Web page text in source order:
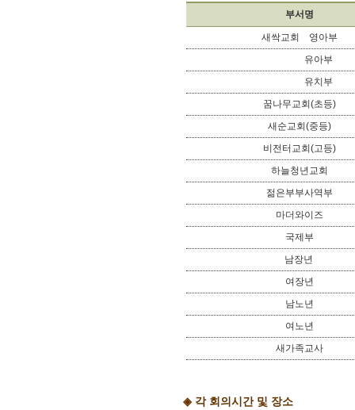
부서명
새싹교회 영아부
유아부
유치부
꿈나무교회(초등)
새순교회(중등)
비전터교회(고등)
하늘청년교회
젊은부부사역부
마더와이즈
국제부
남장년
여장년
남노년
여노년
새가족교사
◈각 회의시간 및 장소